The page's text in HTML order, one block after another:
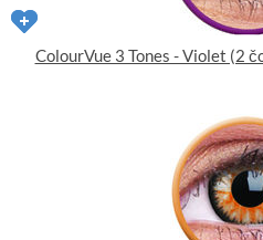
ColourVue 3 Tones - Violet (2